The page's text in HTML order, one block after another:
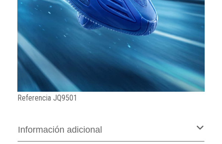
Referencia JQ9501
Información adicional